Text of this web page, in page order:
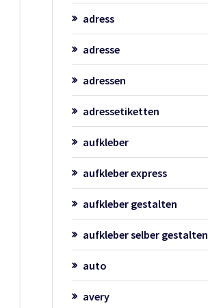
adress
adresse
adressen
adressetiketten
aufkleber
aufkleber express
aufkleber gestalten
aufkleber selber gestalten
auto
avery